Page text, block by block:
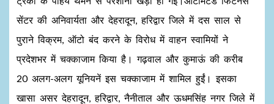
सेंटर की अनिवार्यता और देहरादून, हरिद्वार जिले में दस साल से
पुराने विक्रम, ऑटो बंद करने के विरोध में वाहन स्वामियों ने
प्रदेशभर में चक्काजाम किया है। गढ़वाल और कुमाऊं की करीब
20 अलग-अलग यूनियनें इस चक्काजाम में शामिल हुईं। इसका
खासा असर देहरादून, हरिद्वार, नैनीताल और ऊधमसिंह नगर जिले में